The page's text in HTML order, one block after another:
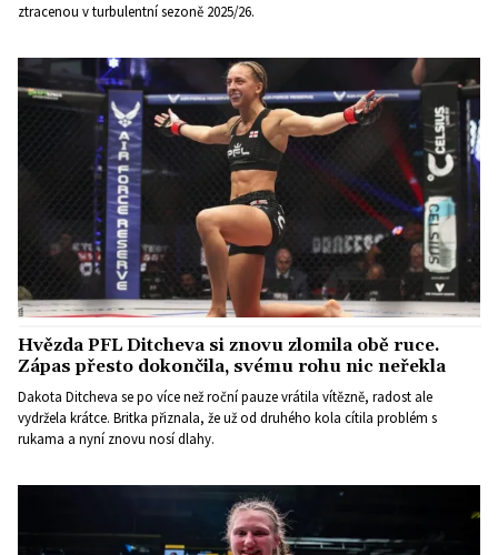
ztracenou v turbulentní sezoně 2025/26.
Hvězda PFL Ditcheva si znovu zlomila obě ruce.
Zápas přesto dokončila, svému rohu nic neřekla
Dakota Ditcheva se po více než roční pauze vrátila vítězně, radost ale
vydržela krátce. Britka přiznala, že už od druhého kola cítila problém s
rukama a nyní znovu nosí dlahy.